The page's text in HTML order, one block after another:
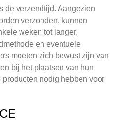
de verzendtijd. Aangezien
verzonden, kunnen
weken tot langer,
en eventuele
moeten zich bewust zijn van
bij het plaatsen van hun
nodig hebben voor